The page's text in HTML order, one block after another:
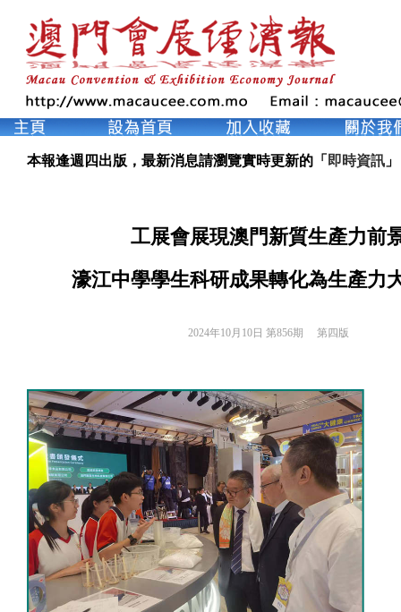
本報逢週四出版，最新消息請瀏覽實時更新的「 即時資訊 」
工展會展現澳門新質生產力前
濠江中學學生科研成果轉化為生產力
2024年10月10日 第856期 第四版